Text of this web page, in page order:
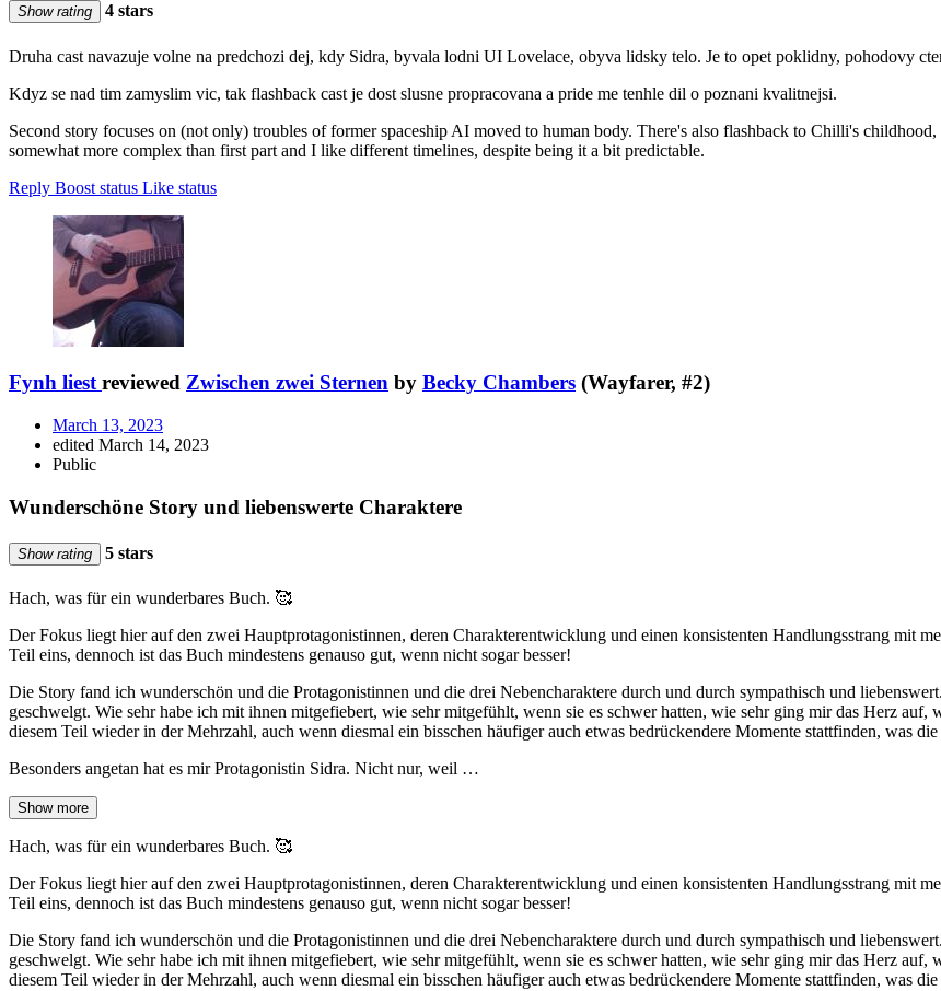
Show rating 4 stars
Druha cast navazuje volne na predchozi dej, kdy Sidra, byvala lodni UI Lovelace, obyva lidsky telo. Je to opet poklidny, pohodovy
Kdyz se nad tim zamyslim vic, tak flashback cast je dost slusne propracovana a pride me tenhle dil o poznani kvalitnejsi.
Second story focuses on (not only) troubles of former spaceship AI moved to human body. There's also flashback to Chilli's
somewhat more complex than first part and I like different timelines, despite being it a bit predictable.
Reply Boost status Like status
Fynh liest reviewed Zwischen zwei Sternen by Becky Chambers (Wayfarer, #2)
March 13, 2023
edited March 14, 2023
Public
Wunderschöne Story und liebenswerte Charaktere
Show rating 5 stars
Hach, was für ein wunderbares Buch. 🥰
Der Fokus liegt hier auf den zwei Hauptprotagonistinnen, deren Charakterentwicklung und einen konsistenten Handlungsstrang mit
Teil eins, dennoch ist das Buch mindestens genauso gut, wenn nicht sogar besser!
Die Story fand ich wunderschön und die Protagonistinnen und die drei Nebencharaktere durch und durch sympathisch und
geschwelgt. Wie sehr habe ich mit ihnen mitgefiebert, wie sehr mitgefühlt, wenn sie es schwer hatten, wie sehr ging mir das Herz
diesem Teil wieder in der Mehrzahl, auch wenn diesmal ein bisschen häufiger auch etwas bedrückendere Momente stattfinden, was
Besonders angetan hat es mir Protagonistin Sidra. Nicht nur, weil …
Show more
Hach, was für ein wunderbares Buch. 🥰
Der Fokus liegt hier auf den zwei Hauptprotagonistinnen, deren Charakterentwicklung und einen konsistenten Handlungsstrang mit
Teil eins, dennoch ist das Buch mindestens genauso gut, wenn nicht sogar besser!
Die Story fand ich wunderschön und die Protagonistinnen und die drei Nebencharaktere durch und durch sympathisch und
geschwelgt. Wie sehr habe ich mit ihnen mitgefiebert, wie sehr mitgefühlt, wenn sie es schwer hatten, wie sehr ging mir das Herz
diesem Teil wieder in der Mehrzahl, auch wenn diesmal ein bisschen häufiger auch etwas bedrückendere Momente stattfinden, was